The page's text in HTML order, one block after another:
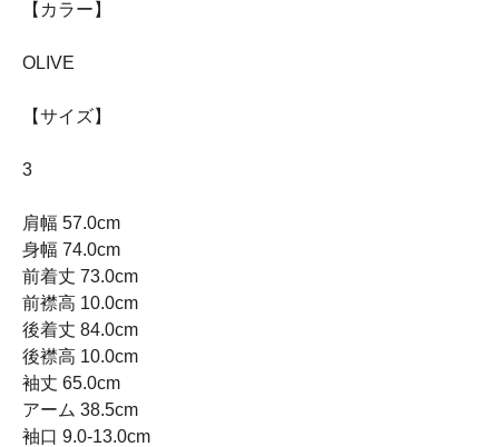
【カラー】
OLIVE
【サイズ】
3
肩幅 57.0cm
身幅 74.0cm
前着丈 73.0cm
前襟高 10.0cm
後着丈 84.0cm
後襟高 10.0cm
袖丈 65.0cm
アーム 38.5cm
袖口 9.0-13.0cm